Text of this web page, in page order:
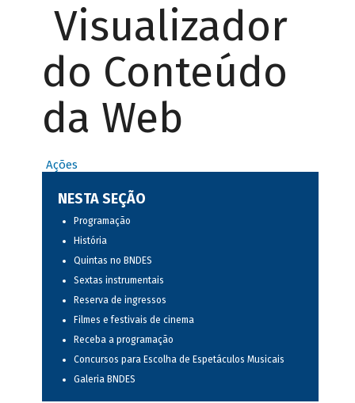
Visualizador
do Conteúdo
da Web
Ações
NESTA SEÇÃO
Programação
História
Quintas no BNDES
Sextas instrumentais
Reserva de ingressos
Filmes e festivais de cinema
Receba a programação
Concursos para Escolha de Espetáculos Musicais
Galeria BNDES